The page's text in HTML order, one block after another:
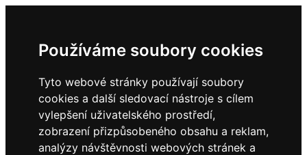
Používáme soubory cookies
Tyto webové stránky používají soubory
cookies a další sledovací nástroje s cílem
vylepšení uživatelského prostředí,
zobrazení přizpůsobeného obsahu a reklam,
analýzy návštěvnosti webových stránek a